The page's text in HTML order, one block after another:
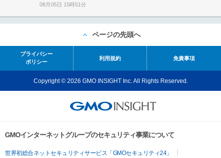
08月05日 15時51分
ページの先頭へ
プライバシー
ポリシー
利用規約 免責事項
Copyright © 2026 GMO INSIGHT Inc. All Rights Reserved.
GMOインターネットグループのセキュリティ事業について
世界初総合ネットセキュリティサービス「GMOセキュリティ24」